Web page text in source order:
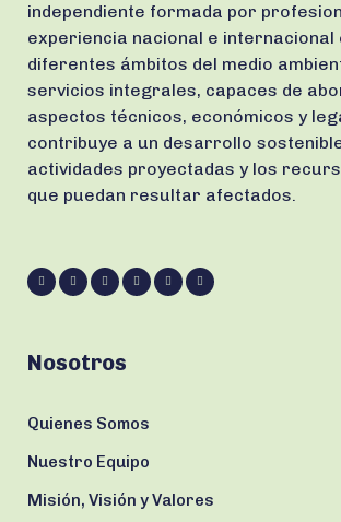
independiente formada por
experiencia nacional e internacional
diferentes ámbitos del medio
servicios integrales, capaces de
aspectos técnicos, económicos y
contribuye a un desarrollo
actividades proyectadas y los
que puedan resultar afectados.
Nosotros
Quienes Somos
Nuestro Equipo
Misión, Visión y Valores